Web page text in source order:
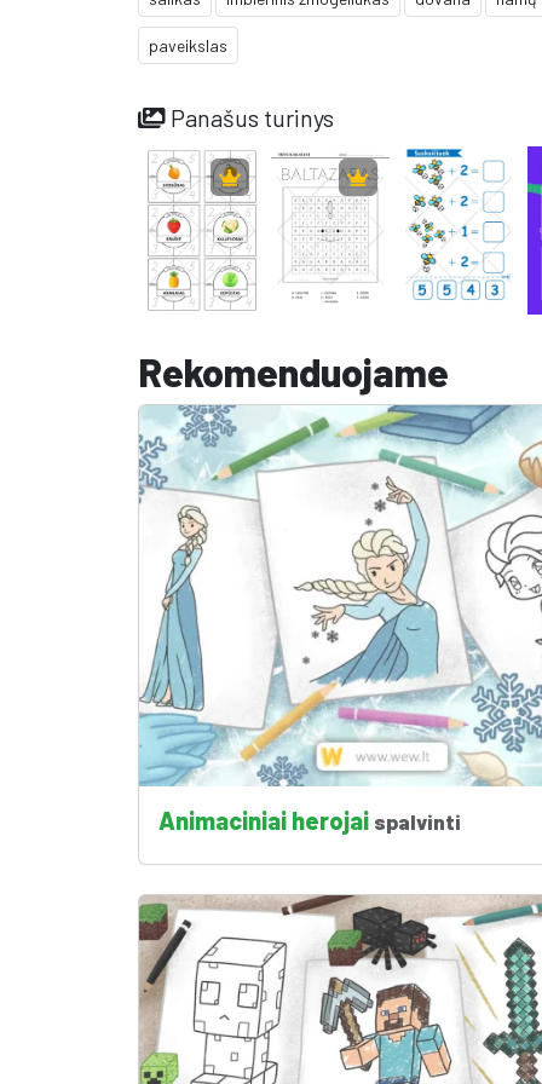
paveikslas
Panašus turinys
Rekomenduojame
Animaciniai herojai spalvinti